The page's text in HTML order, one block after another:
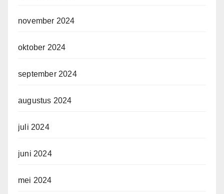
november 2024
oktober 2024
september 2024
augustus 2024
juli 2024
juni 2024
mei 2024